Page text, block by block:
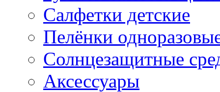
Салфетки детские
Пелёнки
Солнцезащитные
Аксессуары